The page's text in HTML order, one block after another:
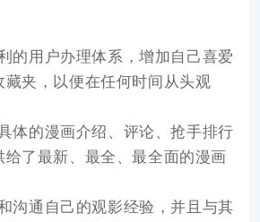
的用户办理体系，增加自己喜爱
藏夹，以便在任何时间从头观
体的漫画介绍、评论、抢手排行
给了最新、最全、最全面的漫画
沟通自己的观影经验，并且与其